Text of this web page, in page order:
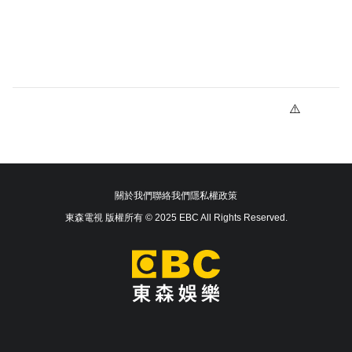
關於我們聯絡我們隱私權政策
東森電視 版權所有 © 2025 EBC All Rights Reserved.